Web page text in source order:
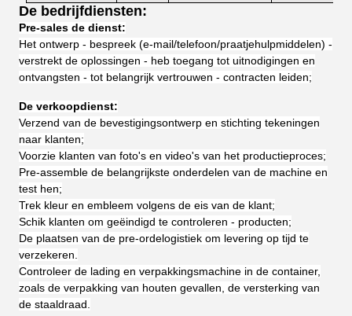
De bedrijfdiensten:
Pre-sales de dienst:
Het ontwerp - bespreek (e-mail/telefoon/praatjehulpmiddelen) -
verstrekt de oplossingen - heb toegang tot uitnodigingen en
ontvangsten - tot belangrijk vertrouwen - contracten leiden;
De verkoopdienst:
Verzend van de bevestigingsontwerp en stichting tekeningen
naar klanten;
Voorzie klanten van foto's en video's van het productieproces;
Pre-assemble de belangrijkste onderdelen van de machine en
test hen;
Trek kleur en embleem volgens de eis van de klant;
Schik klanten om geëindigd te controleren - producten;
De plaatsen van de pre-ordelogistiek om levering op tijd te
verzekeren.
Controleer de lading en verpakkingsmachine in de container,
zoals de verpakking van houten gevallen, de versterking van
de staaldraad.